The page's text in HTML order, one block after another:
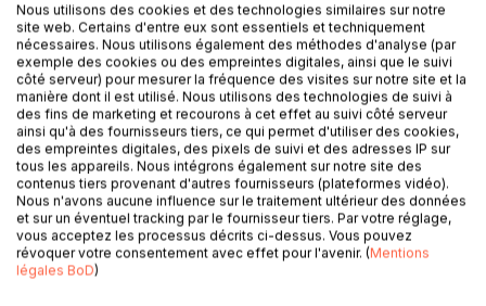
DESCRIPTION
Ce livre illustré est rédigé en trois langues, français,
japonais, et anglais.
Ainsi il est tout adapté pour les enfants bi-culturels et sera
aussi d'une lecture agréable pour les apprenants de langue
étrangère.
Nous utilisons des cookies et des technologies similaires sur notre
site web. Certains d'entre eux sont essentiels et techniquement
nécessaires. Nous utilisons également des méthodes d'analyse (par
exemple des cookies ou des empreintes digitales, ainsi que le suivi
côté serveur) pour mesurer la fréquence des visites sur notre site et la
manière dont il est utilisé. Nous utilisons des technologies de suivi à
des fins de marketing et recourons à cet effet au suivi côté serveur
ainsi qu'à des fournisseurs tiers, ce qui permet d'utiliser des cookies,
des empreintes digitales, des pixels de suivi et des adresses IP sur
tous les appareils. Nous intégrons également sur notre site des
contenus tiers provenant d'autres fournisseurs (plateformes vidéo).
Nous n'avons aucune influence sur le traitement ultérieur des données
et sur un éventuel tracking par le fournisseur tiers. Par votre réglage,
vous acceptez les processus décrits ci-dessus. Vous pouvez
révoquer votre consentement avec effet pour l'avenir. (Mentions
légales BoD)